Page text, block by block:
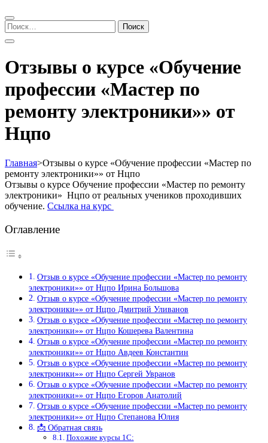
Найти:
Отзывы о курсе «Обучение
профессии «Мастер по
ремонту электроники»» от
Нцпо
Главная>Отзывы о курсе «Обучение профессии «Мастер по
ремонту электроники»» от Нцпо
Отзывы о курсе Обучение профессии «Мастер по ремонту
электроники» Нцпо от реальных учеников проходивших
обучение. Ссылка на курс
Оглавление
Отзыв о курсе «Обучение профессии «Мастер по ремонту
электроники»» от Нцпо Ирина Большова
Отзыв о курсе «Обучение профессии «Мастер по ремонту
электроники»» от Нцпо Дмитрий Уливанов
Отзыв о курсе «Обучение профессии «Мастер по ремонту
электроники»» от Нцпо Кошерева Валентина
Отзыв о курсе «Обучение профессии «Мастер по ремонту
электроники»» от Нцпо Авдеев Константин
Отзыв о курсе «Обучение профессии «Мастер по ремонту
электроники»» от Нцпо Сергей Увранов
Отзыв о курсе «Обучение профессии «Мастер по ремонту
электроники»» от Нцпо Егоров Анатолий
Отзыв о курсе «Обучение профессии «Мастер по ремонту
электроники»» от Нцпо Степанова Юлия
📩 Обратная связь
Похожие курсы 1С: